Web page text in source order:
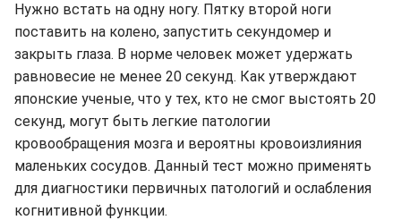
Нужно встать на одну ногу. Пятку второй ноги
поставить на колено, запустить секундомер и
закрыть глаза. В норме человек может удержать
равновесие не менее 20 секунд. Как утверждают
японские ученые, что у тех, кто не смог выстоять 20
секунд, могут быть легкие патологии
кровообращения мозга и вероятны кровоизлияния
маленьких сосудов. Данный тест можно применять
для диагностики первичных патологий и ослабления
когнитивной функции.